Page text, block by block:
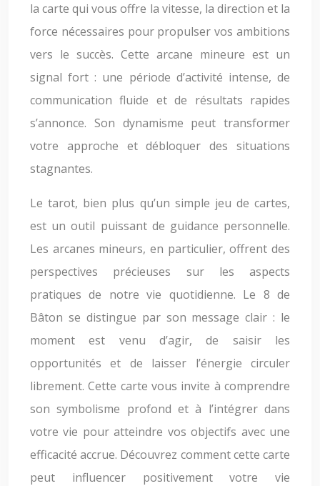
la carte qui vous offre la vitesse, la direction et la
force nécessaires pour propulser vos ambitions
vers le succès. Cette arcane mineure est un
signal fort : une période d’activité intense, de
communication fluide et de résultats rapides
s’annonce. Son dynamisme peut transformer
votre approche et débloquer des situations
stagnantes.
Le tarot, bien plus qu’un simple jeu de cartes,
est un outil puissant de guidance personnelle.
Les arcanes mineurs, en particulier, offrent des
perspectives précieuses sur les aspects
pratiques de notre vie quotidienne. Le 8 de
Bâton se distingue par son message clair : le
moment est venu d’agir, de saisir les
opportunités et de laisser l’énergie circuler
librement. Cette carte vous invite à comprendre
son symbolisme profond et à l’intégrer dans
votre vie pour atteindre vos objectifs avec une
efficacité accrue. Découvrez comment cette carte
peut influencer positivement votre vie